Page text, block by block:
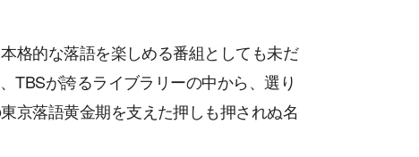
格的な落語を楽しめる番組としても未だ
TBSが誇るライブラリーの中から、選り
京落語黄金期を支えた押しも押されぬ名